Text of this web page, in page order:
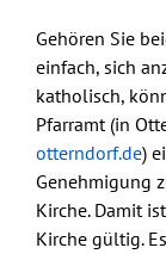
Gehören Sie
einfach, sich
katholisch,
Pfarramt (in
otterndorf.de)
Genehmigung
Kirche. Damit
Kirche gültig.